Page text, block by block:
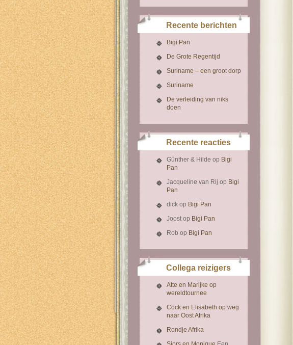
Recente berichten
Bigi Pan
De Grote Regentijd
Suriname – een groot dorp
Suriname
De verleiding van niks
doen
Recente reacties
Günther & Hilde op Bigi
Pan
Jacqueline van Rij op Bigi
Pan
dick op Bigi Pan
Joostop Bigi Pan
Rob op Bigi Pan
Collega reizigers
Atte en Marijke op
wereldtournee
Cock en Elisabeth op weg
naar Oost Afrika
Rondje Afrika